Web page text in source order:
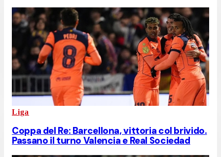
Liga
Coppa del Re: Barcellona, vittoria col brivido.
Passano il turno Valencia e Real Sociedad